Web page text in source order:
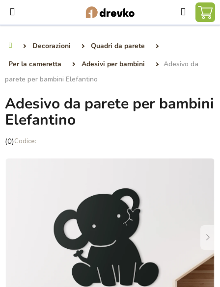
contenuto
Ricerca
Decorazioni
Quadri da parete
Per la cameretta
Adesivi per bambini
Adesivo da
parete per bambini Elefantino
Adesivo da parete per bambini
Elefantino
La
(0)